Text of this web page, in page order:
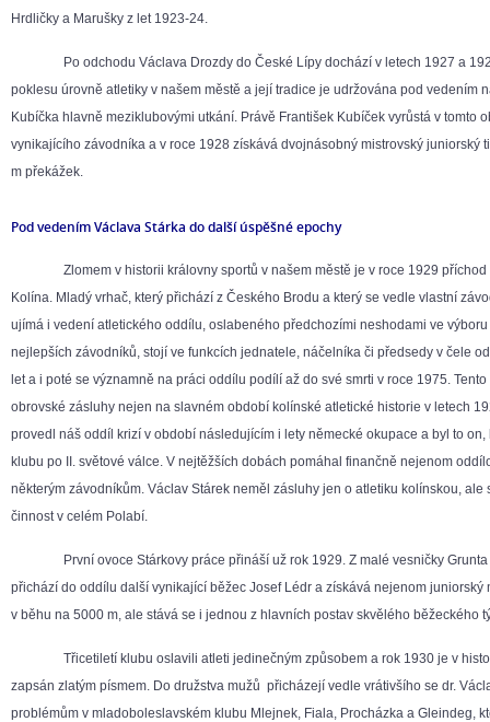
Hrdličky a Marušky z let 1923-24.
Po odchodu Václava Drozdy do České Lípy dochází v letech 1927 a
poklesu úrovně atletiky v našem městě a její tradice je udržována pod vedením
Kubíčka hlavně meziklubovými utkání. Právě František Kubíček vyrůstá v tomto
vynikajícího závodníka a v roce 1928 získává dvojnásobný mistrovský juniorský
m překážek.
Pod vedením Václava Stárka do další úspěšné epochy
Zlomem v historii královny sportů v našem městě je v roce 1929 příchod
Kolína. Mladý vrhač, který přichází z Českého Brodu a který se vedle vlastní
ujímá i vedení atletického oddílu, oslabeného předchozími neshodami ve
nejlepších závodníků, stojí ve funkcích jednatele, náčelníka či předsedy v čele
let a i poté se významně na práci oddílu podílí až do své smrti v roce 1975.
obrovské zásluhy nejen na slavném období kolínské atletické historie v letech
provedl náš oddíl krizí v období následujícím i lety německé okupace a byl to on,
klubu po II. světové válce. V nejtěžších dobách pomáhal finančně nejenom
některým závodníkům. Václav Stárek neměl zásluhy jen o atletiku kolínskou, ale
činnost v celém Polabí.
První ovoce Stárkovy práce přináší už rok 1929. Z malé vesničky Grunta
přichází do oddílu další vynikající běžec Josef Lédr a získává nejenom juniorský
v běhu na 5000 m, ale stává se i jednou z hlavních postav skvělého běžeckého
Třicetiletí klubu oslavili atleti jedinečným způsobem a rok 1930 je v
zapsán zlatým písmem. Do družstva mužů přicházejí vedle vrátivšího se dr.
problémům v mladoboleslavském klubu Mlejnek, Fiala, Procházka a Gleindeg,